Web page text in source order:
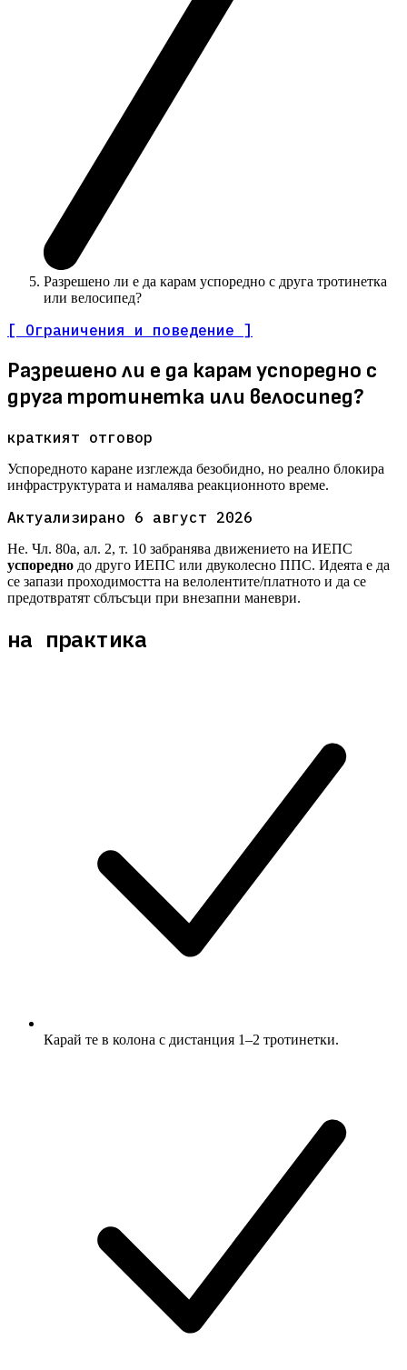
Разрешено ли е да карам успоредно с друга тротинетка
или велосипед?
[ Ограничения и поведение ]
Разрешено ли е да карам успоредно с
друга тротинетка или велосипед?
краткият отговор
Успоредното каране изглежда безобидно, но реално блокира
инфраструктурата и намалява реакционното време.
Актуализирано 6 август 2026
Не. Чл. 80а, ал. 2, т. 10 забранява движението на ИЕПС
успоредно до друго ИЕПС или двуколесно ППС. Идеята е да
се запази проходимостта на велолентите/платното и да се
предотвратят сблъсъци при внезапни маневри.
на практика
Карай те в колона с дистанция 1–2 тротинетки.